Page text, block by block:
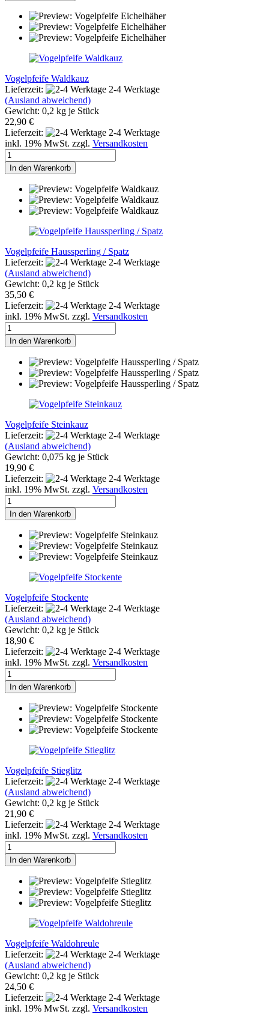
Vogelpfeife Waldkauz
Lieferzeit:
2-4 Werktage
(Ausland abweichend)
Gewicht: 0,2 kg je Stück
22,90 €
Lieferzeit:
2-4 Werktage
inkl. 19% MwSt. zzgl. Versandkosten
In den Warenkorb
Vogelpfeife Haussperling / Spatz
Lieferzeit:
2-4 Werktage
(Ausland abweichend)
Gewicht: 0,2 kg je Stück
35,50 €
Lieferzeit:
2-4 Werktage
inkl. 19% MwSt. zzgl. Versandkosten
In den Warenkorb
Vogelpfeife Steinkauz
Lieferzeit:
2-4 Werktage
(Ausland abweichend)
Gewicht: 0,075 kg je Stück
19,90 €
Lieferzeit:
2-4 Werktage
inkl. 19% MwSt. zzgl. Versandkosten
In den Warenkorb
Vogelpfeife Stockente
Lieferzeit:
2-4 Werktage
(Ausland abweichend)
Gewicht: 0,2 kg je Stück
18,90 €
Lieferzeit:
2-4 Werktage
inkl. 19% MwSt. zzgl. Versandkosten
In den Warenkorb
Vogelpfeife Stieglitz
Lieferzeit:
2-4 Werktage
(Ausland abweichend)
Gewicht: 0,2 kg je Stück
21,90 €
Lieferzeit:
2-4 Werktage
inkl. 19% MwSt. zzgl. Versandkosten
In den Warenkorb
Vogelpfeife Waldohreule
Lieferzeit:
2-4 Werktage
(Ausland abweichend)
Gewicht: 0,2 kg je Stück
24,50 €
Lieferzeit:
2-4 Werktage
inkl. 19% MwSt. zzgl. Versandkosten